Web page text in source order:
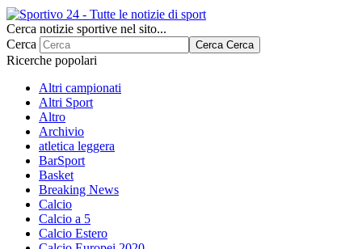
Cerca notizie sportive nel sito...
Cerca
Cerca Cerca
Ricerche popolari
Altri campionati
Altri Sport
Altro
Archivio
atletica leggera
BarSport
Basket
Breaking News
Calcio
Calcio a 5
Calcio Estero